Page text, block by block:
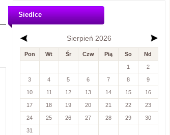
Siedlce
Sierpień 2026
Pon Wt Śr Czw Pią So Nd
1 2
3 4 5 6 7 8 9
10 11 12 13 14 15 16
17 18 19 20 21 22 23
24 25 26 27 28 29 30
31